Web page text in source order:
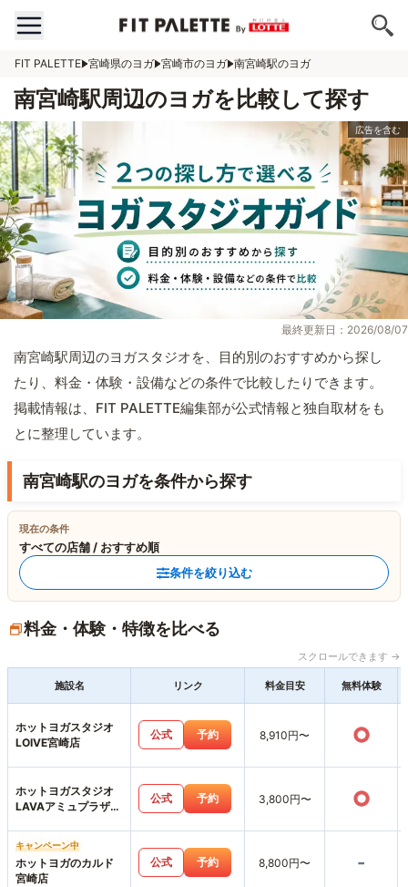
FIT PALETTE 宮崎県のヨガ 宮崎市のヨガ 南宮崎駅のヨガ
南宮崎駅周辺のヨガを比較して探す
最終更新日：2026/08/07
南宮崎駅周辺のヨガスタジオを、目的別のおすすめから探し
たり、料金・体験・設備などの条件で比較したりできます。
掲載情報は、FIT PALETTE編集部が公式情報と独自取材をも
とに整理しています。
南宮崎駅のヨガを条件から探す
現在の条件
すべての店舗 / おすすめ順
条件を絞り込む
料金・体験・特徴を比べる
スクロールできます →
施設名 リンク 料金目安 無料体験
ホットヨガスタジオ
LOIVE宮崎店
公式 予約 8,910円〜 ○
ホットヨガスタジオ
LAVAアミュプラザみ
公式 予約 3,800円〜 ○
キャンペーン中
ホットヨガのカルド
宮崎店
公式 予約 8,800円〜 -